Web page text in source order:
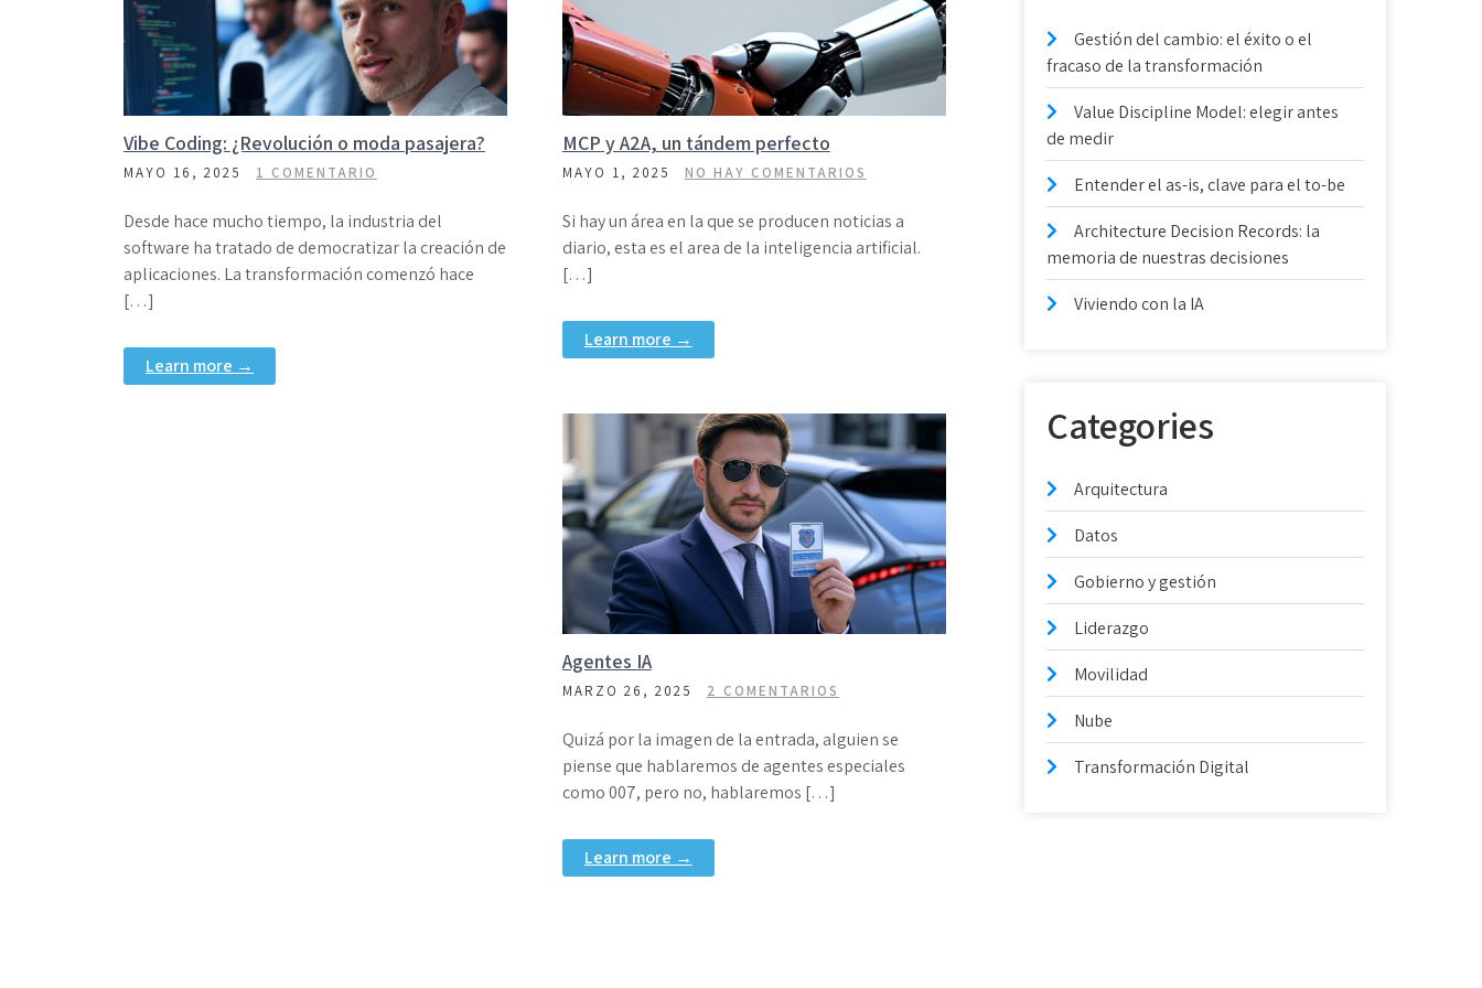
Vibe Coding: ¿Revolución o moda pasajera?
MAYO 16, 2025 1 COMENTARIO
Desde hace mucho tiempo, la industria del
software ha tratado de democratizar la creación de
aplicaciones. La transformación comenzó hace
[…]
Learn more →
MCP y A2A, un tándem perfecto
MAYO 1, 2025 NO HAY COMENTARIOS
Si hay un área en la que se producen noticias a
diario, esta es el area de la inteligencia artificial.
[…]
Learn more →
Agentes IA
MARZO 26, 2025 2 COMENTARIOS
Quizá por la imagen de la entrada, alguien se
piense que hablaremos de agentes especiales
como 007, pero no, hablaremos […]
Learn more →
Gestión del cambio: el éxito o el
fracaso de la transformación
Value Discipline Model: elegir antes
de medir
Entender el as-is, clave para el to-be
Architecture Decision Records: la
memoria de nuestras decisiones
Viviendo con la IA
Categories
Arquitectura
Datos
Gobierno y gestión
Liderazgo
Movilidad
Nube
Transformación Digital